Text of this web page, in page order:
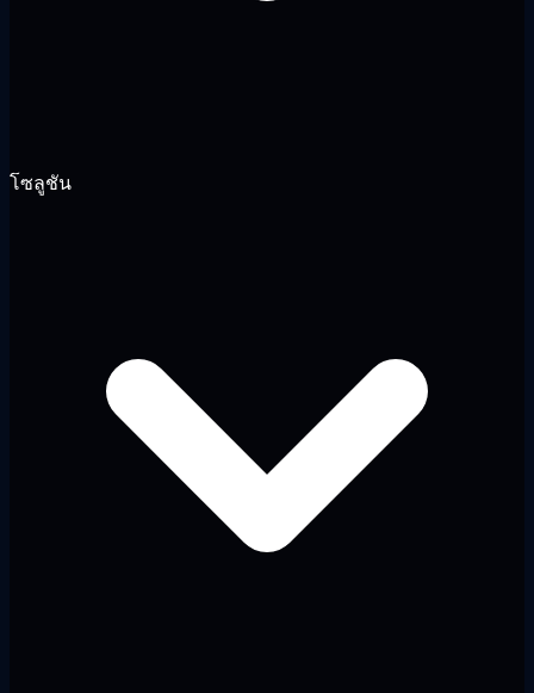
โซลูชัน